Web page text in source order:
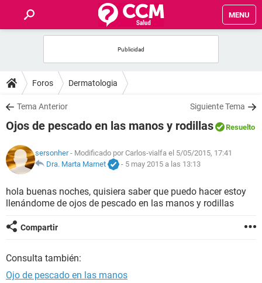
MENU
FOROS
SALUD
FAMILIA
NUTRICIÓN
BIENESTAR
SEXUALIDAD
GLOSARIO
Foros Dermatologia
Tema Anterior Siguiente Tema
Ojos de pescado en las manos y rodillas Resuelto
sersonher- Modificado por Carlos-vialfa el 5/05/2015, 17:41
Dra. Marta Marnet
- 5 may 2015 a las 13:13
hola buenas noches, quisiera saber que puedo hacer estoy
llenándome de ojos de pescado en las manos y rodillas
Compartir
Consulta también:
Ojo de pescado en las manos